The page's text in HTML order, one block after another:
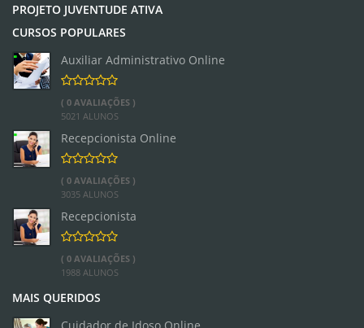
PROJETO JUVENTUDE ATIVA
CURSOS POPULARES
Auxiliar Administrativo Online
( 0 AVALIAÇÕES )
5021 ALUNOS
Recepcionista Online
( 0 AVALIAÇÕES )
3035 ALUNOS
Recepcionista
( 0 AVALIAÇÕES )
1988 ALUNOS
MAIS QUERIDOS